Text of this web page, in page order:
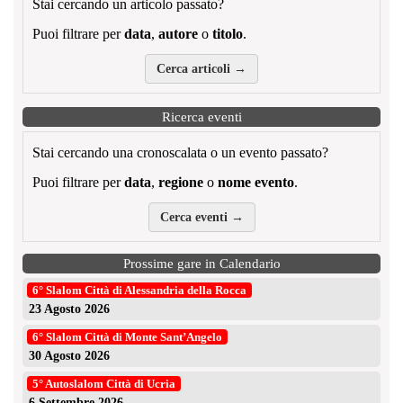
Stai cercando un articolo passato?
Puoi filtrare perdata, autore o titolo.
Cerca articoli →
Ricerca eventi
Stai cercando una cronoscalata o un evento passato?
Puoi filtrare perdata, regione o nome evento.
Cerca eventi →
Prossime gare in Calendario
6° Slalom Città di Alessandria della Rocca
23 Agosto 2026
6° Slalom Città di Monte Sant’Angelo
30 Agosto 2026
5° Autoslalom Città di Ucria